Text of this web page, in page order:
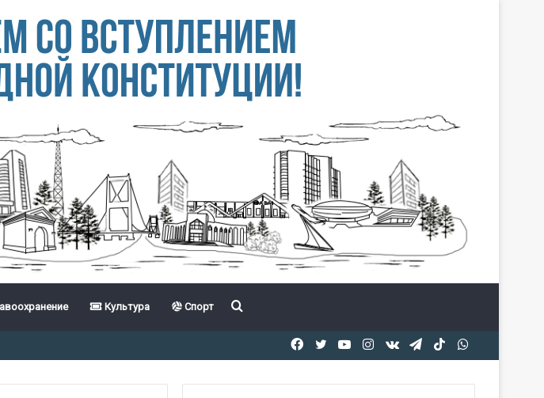
Культура Спорт Іздеу
TikTok
Telegram
vk.com
Instagram
YouTube
Twitter
Facebook